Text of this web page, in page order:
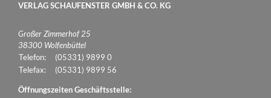
VERLAG SCHAUFENSTER GMBH & CO. KG
Großer Zimmerhof 25
38300 Wolfenbüttel
Telefon:
(05331) 9899 0
Telefax:
(05331) 9899 56
Öffnungszeiten Geschäftsstelle: